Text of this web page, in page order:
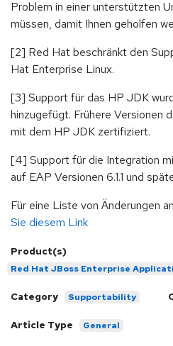
Problem in einer unterstützten
müssen, damit Ihnen geholfen
[2] Red Hat beschränkt den
Hat Enterprise Linux.
[3] Support für das HP JDK
hinzugefügt. Frühere Versionen
mit dem HP JDK zertifiziert.
[4] Support für die Integration
auf EAP Versionen 6.1.1 und
Für eine Liste von Änderungen
Sie diesem Link
Product(s)
Red Hat JBoss Enterprise
Category Supportability
Article Type General